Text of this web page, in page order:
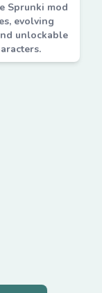
Sprunki mod
evolving
unlockable